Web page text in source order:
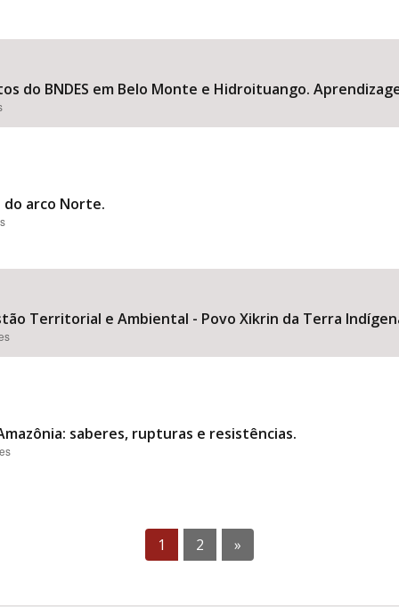
do BNDES em Belo Monte e Hidroituango.
do arco Norte.
Territorial e Ambiental - Povo Xikrin da Terra
saberes, rupturas e resistências.
1 2 »